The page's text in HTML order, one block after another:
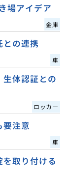
場アイデア
金庫
との連携
車
生体認証との
ロッカー
要注意
車
取り付ける